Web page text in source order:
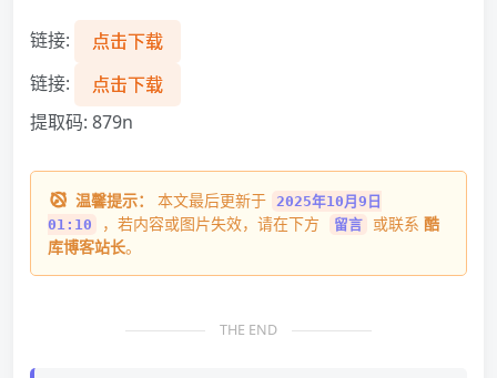
链接:
点击下载
链接:
点击下载
提取码: 879n
温馨提示： 本文最后更新于 2025年10月9日
01:10
，若内容或图片失效，请在下方 留言 或联系 酷
库博客站长。
THE END